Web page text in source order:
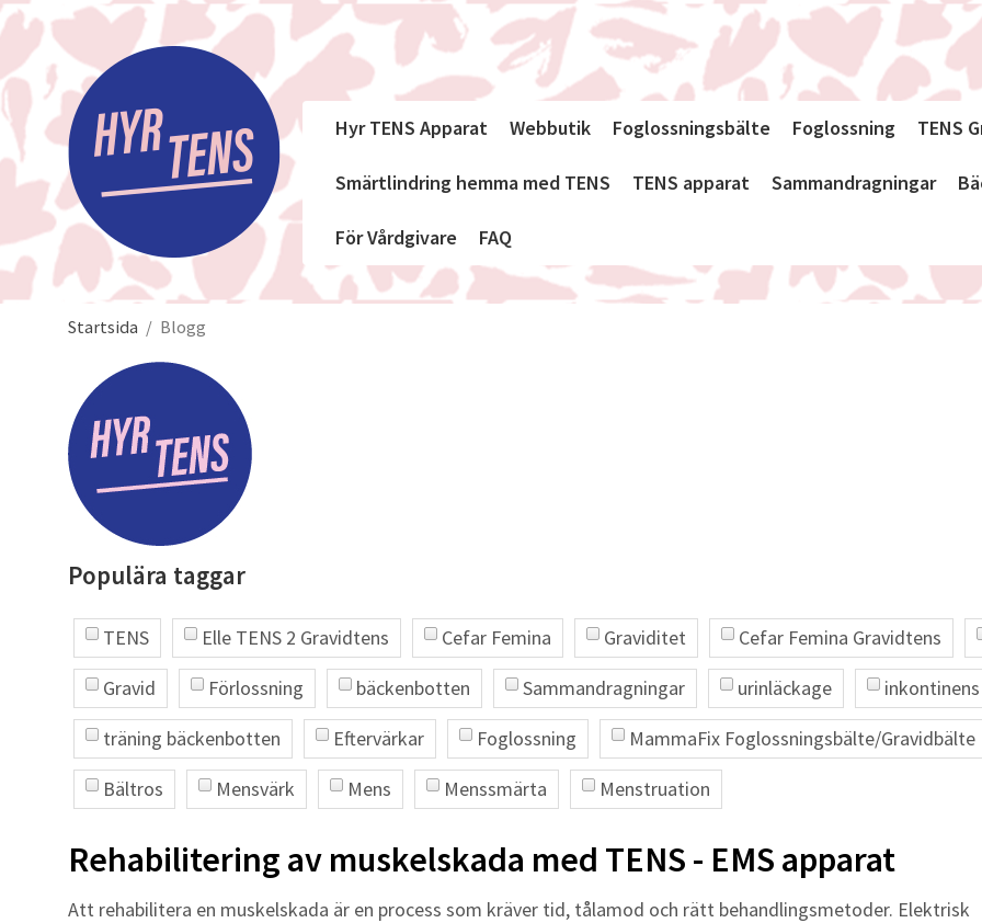
Hyr TENS Apparat Webbutik Foglossningsbälte Foglossning TENS
Smärtlindring hemma med TENS TENS apparat Sammandragningar
För Vårdgivare FAQ
Startsida / Blogg
Populära taggar
TENS Elle TENS 2 Gravidtens Cefar Femina Graviditet
Cefar Femina Gravidtens
Gravid
Förlossning bäckenbotten Sammandragningar urinläckage
inkontinens
träning bäckenbotten
Eftervärkar Foglossning
MammaFix Foglossningsbälte/Gravidbälte
Bältros
Mensvärk Mens Menssmärta Menstruation
Rehabilitering av muskelskada med TENS - EMS apparat
Att rehabilitera en muskelskada är en process som kräver tid, tålamod och rätt behandlingsmetoder. Elektrisk